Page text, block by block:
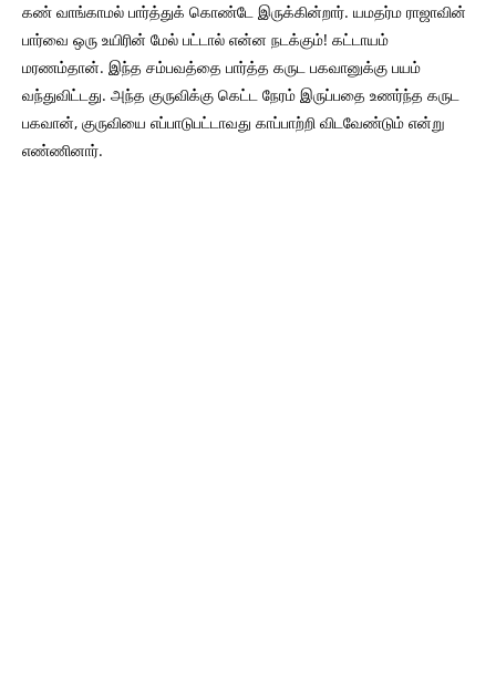
கண் வாங்காமல் பார்த்துக் கொண்டே இருக்கின்றார். யமதர்ம ராஜாவின்
பார்வை ஒரு உயிரின் மேல் பட்டால் என்ன நடக்கும்! கட்டாயம்
மரணம்தான். இந்த சம்பவத்தை பார்த்த கருட பகவானுக்கு பயம்
வந்துவிட்டது. அந்த குருவிக்கு கெட்ட நேரம் இருப்பதை உணர்ந்த கருட
பகவான், குருவியை எப்பாடுபட்டாவது காப்பாற்றி விடவேண்டும் என்று
எண்ணினார்.